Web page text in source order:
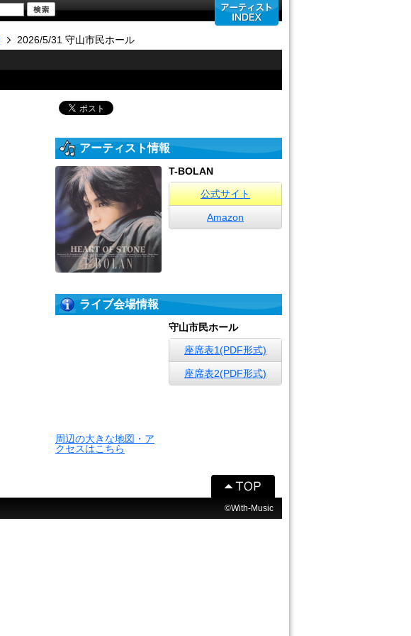
2026/5/31 守山市民ホール
アーティスト情報
T-BOLAN
公式サイト
Amazon
ライブ会場情報
周辺の大きな地図・ア
クセスはこちら
守山市民ホール
座席表1(PDF形式)
座席表2(PDF形式)
©With-Music